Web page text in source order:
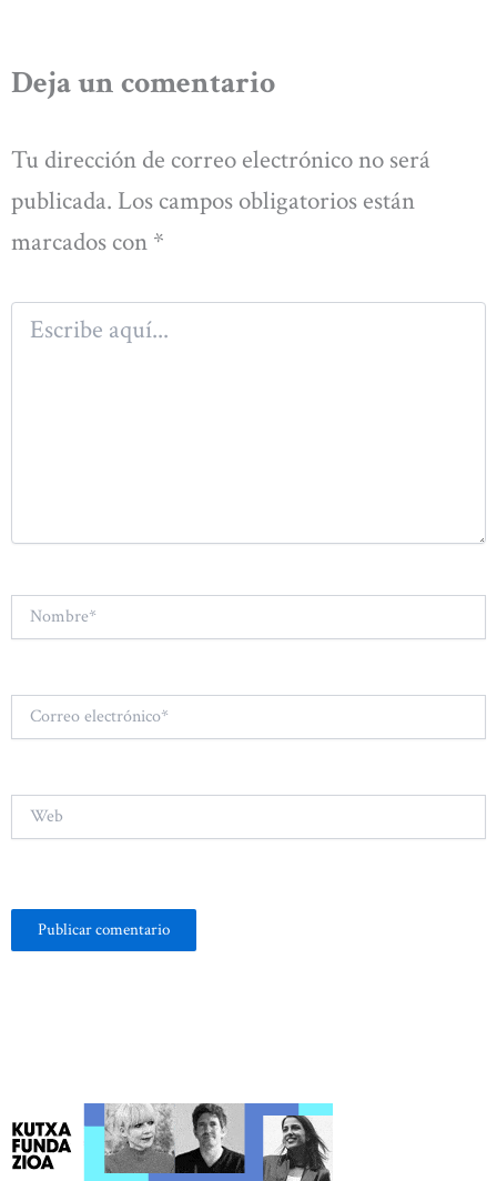
Deja un comentario
Tu dirección de correo electrónico no será
publicada. Los campos obligatorios están
marcados con *
Escribe
aquí...
Nombre*
Correo
electrónico*